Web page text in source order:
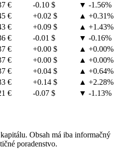
€ -0.10 $
▼ -1.56%
€ +0.02 $
▲ +0.31%
€ +0.09 $
▲ +1.43%
€ -0.01 $
▼ -0.16%
€ +0.00 $
▲ +0.00%
€ +0.00 $
▲ +0.00%
€ +0.04 $
▲ +0.64%
€ +0.14 $
▲ +2.28%
€ -0.07 $
▼ -1.13%
Obsah má iba informačný
poradenstvo.